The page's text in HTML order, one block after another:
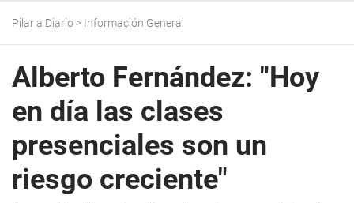
Pilar a Diario > Información General
Alberto Fernández: "Hoy
en día las clases
presenciales son un
riesgo creciente"